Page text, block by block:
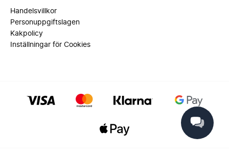
Handelsvillkor
Personuppgiftslagen
Kakpolicy
Inställningar för Cookies